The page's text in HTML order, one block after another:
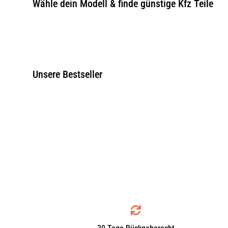
Wähle dein Modell & finde günstige Kfz Teile
Unsere Bestseller